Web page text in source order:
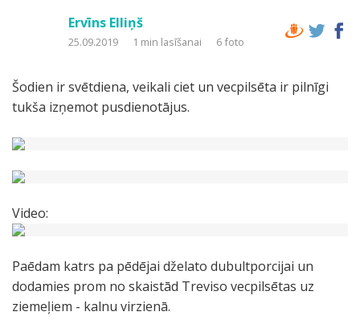
Ervīns Elliņš
25.09.2019 1 min lasīšanai 6 foto
Šodien ir svētdiena, veikali ciet un vecpilsēta ir pilnīgi
tukša izņemot pusdienotājus.
Video:
Paēdam katrs pa pēdējai dželato dubultporcijai un
dodamies prom no skaistād Treviso vecpilsētas uz
ziemeļiem - kalnu virzienā.